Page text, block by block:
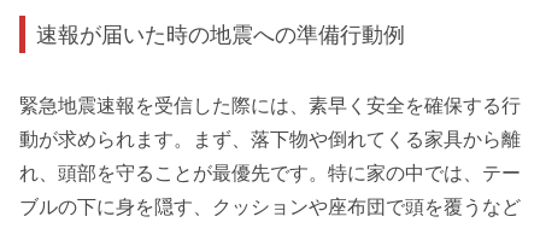
速報が届いた時の地震への準備行動例
緊急地震速報を受信した際には、素早く安全を確保する行
動が求められます。まず、落下物や倒れてくる家具から離
れ、頭部を守ることが最優先です。特に家の中では、テー
ブルの下に身を隠す、クッションや座布団で頭を覆うなど